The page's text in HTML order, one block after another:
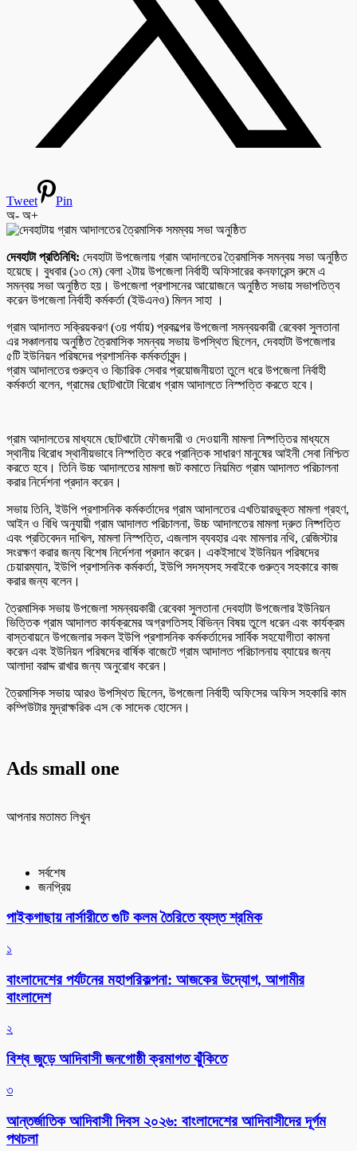
Tweet
Pin
অ- অ+
দেবহাটা প্রতিনিধি: দেবহাটা উপজেলায় গ্রাম আদালতের ত্রৈমাসিক সমন্বয় সভা অনুষ্ঠিত
হয়েছে। বুধবার (১৩ মে) বেলা ২টায় উপজেলা নির্বাহী অফিসারের কনফারেন্স রুমে এ
সমন্বয় সভা অনুষ্ঠিত হয়। উপজেলা প্রশাসনের আয়োজনে অনুষ্ঠিত সভায় সভাপতিত্ব
করেন উপজেলা নির্বাহী কর্মকর্তা (ইউএনও) মিলন সাহা ।
গ্রাম আদালত সক্রিয়করণ (৩য় পর্যায়) প্রকল্পের উপজেলা সমন্বয়কারী রেবেকা সুলতানা
এর সঞ্চালনায় অনুষ্ঠিত ত্রৈমাসিক সমন্বয় সভায় উপস্থিত ছিলেন, দেবহাটা উপজেলার
৫টি ইউনিয়ন পরিষদের প্রশাসনিক কর্মকর্তাবৃন্দ।
গ্রাম আদালতের গুরুত্ব ও বিচারিক সেবার প্রয়োজনীয়তা তুলে ধরে উপজেলা নির্বাহী
কর্মকর্তা বলেন, গ্রামের ছোটখাটো বিরোধ গ্রাম আদালতে নিস্পত্তি করতে হবে।
গ্রাম আদালতের মাধ্যমে ছোটখাটো ফৌজদারী ও দেওয়ানী মামলা নিষ্পত্তির মাধ্যমে
স্থানীয় বিরোধ স্থানীয়ভাবে নিস্পত্তি করে প্রান্তিক সাধারণ মানুষের আইনী সেবা নিশ্চিত
করতে হবে। তিনি উচ্চ আদালতের মামলা জট কমাতে নিয়মিত গ্রাম আদালত পরিচালনা
করার নির্দেশনা প্রদান করেন।
সভায় তিনি, ইউপি প্রশাসনিক কর্মকর্তাদের গ্রাম আদালতের এখতিয়ারভুক্ত মামলা গ্রহণ,
আইন ও বিধি অনুযায়ী গ্রাম আদালত পরিচালনা, উচ্চ আদালতের মামলা দ্রুত নিষ্পত্তি
এবং প্রতিবেদন দাখিল, মামলা নিস্পত্তি, এজলাস ব্যবহার এবং মামলার নথি, রেজিস্টার
সংরক্ষণ করার জন্য বিশেষ নির্দেশনা প্রদান করেন। একইসাথে ইউনিয়ন পরিষদের
চেয়ারম্যান, ইউপি প্রশাসনিক কর্মকর্তা, ইউপি সদস্যসহ সবাইকে গুরুত্ব সহকারে কাজ
করার জন্য বলেন।
ত্রৈমাসিক সভায় উপজেলা সমন্বয়কারী রেবেকা সুলতানা দেবহাটা উপজেলার ইউনিয়ন
ভিত্তিক গ্রাম আদালত কার্যক্রমের অগ্রগতিসহ বিভিন্ন বিষয় তুলে ধরেন এবং কার্যক্রম
বাস্তবায়নে উপজেলার সকল ইউপি প্রশাসনিক কর্মকর্তাদের সার্বিক সহযোগীতা কামনা
করেন এবং ইউনিয়ন পরিষদের বার্ষিক বাজেটে গ্রাম আদালত পরিচালনায় ব্যায়ের জন্য
আলাদা বরাদ্দ রাখার জন্য অনুরোধ করেন।
ত্রৈমাসিক সভায় আরও উপস্থিত ছিলেন, উপজেলা নির্বাহী অফিসের অফিস সহকারি কাম
কম্পিউটার মুদ্রাক্ষরিক এস কে সাদেক হোসেন।
Ads small one
আপনার মতামত লিখুন
সর্বশেষ
জনপ্রিয়
পাইকগাছায় নার্সারীতে গুটি কলম তৈরিতে ব্যস্ত শ্রমিক
১
বাংলাদেশের পর্যটনের মহাপরিকল্পনা: আজকের উদ্যোগ, আগামীর
বাংলাদেশ
২
বিশ্ব জুড়ে আদিবাসী জনগোষ্ঠী ক্রমাগত ঝুঁকিতে
৩
আন্তর্জাতিক আদিবাসী দিবস ২০২৬: বাংলাদেশের আদিবাসীদের দূর্গম
পথচলা